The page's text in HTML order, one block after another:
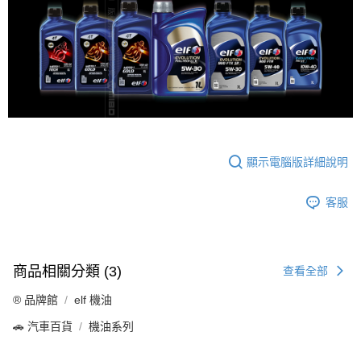
顯示電腦版詳細說明
客服
商品相關分類 (3) 查看全部
®️ 品牌館 elf 機油
🚗 汽車百貨 機油系列